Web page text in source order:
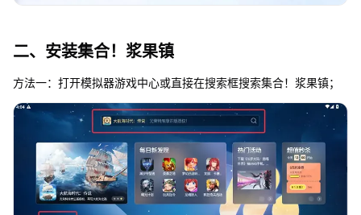
二、安装集合！浆果镇
方法一：打开模拟器游戏中心或直接在搜索框搜索集合！浆果镇；